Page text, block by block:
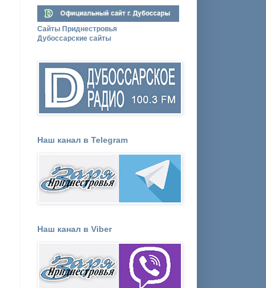
Сайты Приднестровья
Дубоссарские сайты
Наш канал в Telegram
Наш канал в Viber